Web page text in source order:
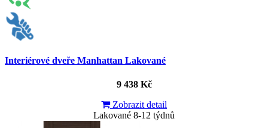
Interiérové dveře Manhattan Lakované
9 438 Kč
Zobrazit detail
Lakované 8-12 týdnů